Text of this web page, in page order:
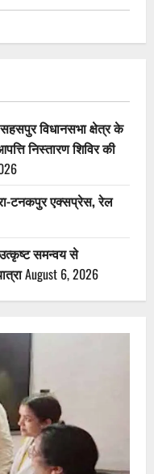
सहसपुर विधानसभा क्षेत्र के
निस्तारण शिविर की
टनकपुर एक्सप्रेस, रेल
समन्वय से
August 6, 2026